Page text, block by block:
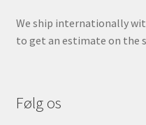
We ship internationally
to get an estimate on the
Følg os